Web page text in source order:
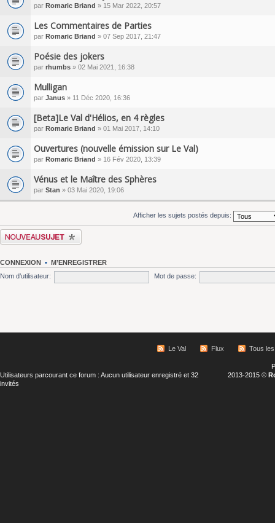
par Romaric Briand » 15 Mar 2022, 20:57
Les Commentaires de Parties
par Romaric Briand » 07 Sep 2017, 21:47
Poésie des jokers
par rhumbs » 02 Mai 2021, 16:38
Mulligan
par Janus » 11 Déc 2020, 16:36
[Beta]Le Val d'Hélios, en 4 règles
par Romaric Briand » 01 Mai 2017, 14:10
Ouvertures (nouvelle émission sur Le Val)
par Romaric Briand » 16 Fév 2020, 13:39
Vénus et le Maître des Sphères
par Stan » 03 Mai 2020, 19:06
Afficher les sujets postés depuis:
Écrire un nouveau sujet
CONNEXION • M’ENREGISTRER
Nom d’utilisateur:
Mot de passe:
Le Val Flux Tous
Utilisateurs parcourant ce forum : Aucun utilisateur enregistré et 32
invités
2013-2015 ©